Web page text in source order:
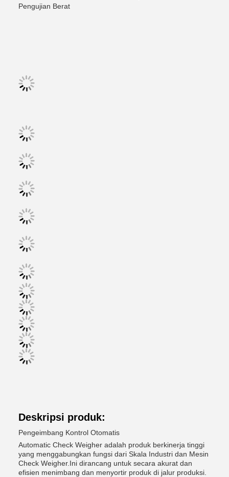
Pengujian Berat
Deskripsi produk:
Pengeimbang Kontrol Otomatis
Automatic Check Weigher adalah produk berkinerja tinggi
yang menggabungkan fungsi dari Skala Industri dan Mesin
Check Weigher.Ini dirancang untuk secara akurat dan
efisien menimbang dan menyortir produk di jalur produksi.